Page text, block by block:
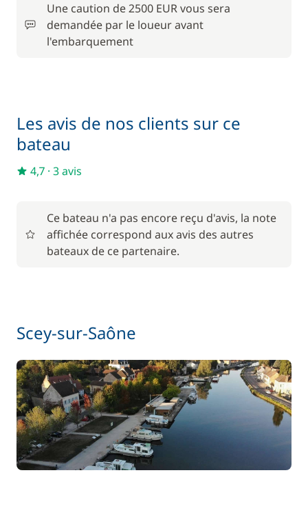
Frais de Convoyage
Pack Confort
Parking Voitures
Wifi 55,00 €
Une caution de 2500 EUR vous sera
demandée par le loueur avant
l'embarquement
Les avis de nos clients sur ce
bateau
4,7 · 3 avis
Ce bateau n'a pas encore reçu d'avis, la note
affichée correspond aux avis des autres
bateaux de ce partenaire.
Scey-sur-Saône